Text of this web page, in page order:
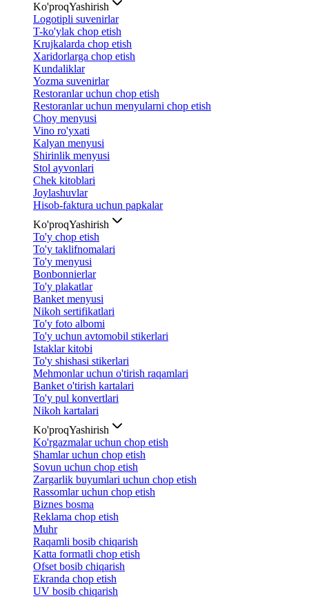
Ko'proqYashirish
Logotipli suvenirlar
T-ko'ylak chop etish
Krujkalarda chop etish
Xaridorlarga chop etish
Kundaliklar
Yozma suvenirlar
Restoranlar uchun chop etish
Restoranlar uchun menyularni chop etish
Choy menyusi
Vino ro'yxati
Kalyan menyusi
Shirinlik menyusi
Stol ayvonlari
Chek kitoblari
Joylashuvlar
Hisob-faktura uchun papkalar
Ko'proqYashirish
To'y chop etish
To'y taklifnomalari
To'y menyusi
Bonbonnierlar
To'y plakatlar
Banket menyusi
Nikoh sertifikatlari
To'y foto albomi
To'y uchun avtomobil stikerlari
Istaklar kitobi
To'y shishasi stikerlari
Mehmonlar uchun o'tirish raqamlari
Banket o'tirish kartalari
To'y pul konvertlari
Nikoh kartalari
Ko'proqYashirish
Ko'rgazmalar uchun chop etish
Shamlar uchun chop etish
Sovun uchun chop etish
Zargarlik buyumlari uchun chop etish
Rassomlar uchun chop etish
Biznes bosma
Reklama chop etish
Muhr
Raqamli bosib chiqarish
Katta formatli chop etish
Ofset bosib chiqarish
Ekranda chop etish
UV bosib chiqarish